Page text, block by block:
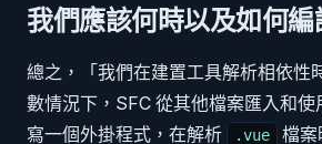
我們應該何時以及如何編
總之，「我們在建置工具解析相依性
數情況下，SFC 從其他檔案匯入和使
寫一個外掛程式，在解析
.vue
檔案